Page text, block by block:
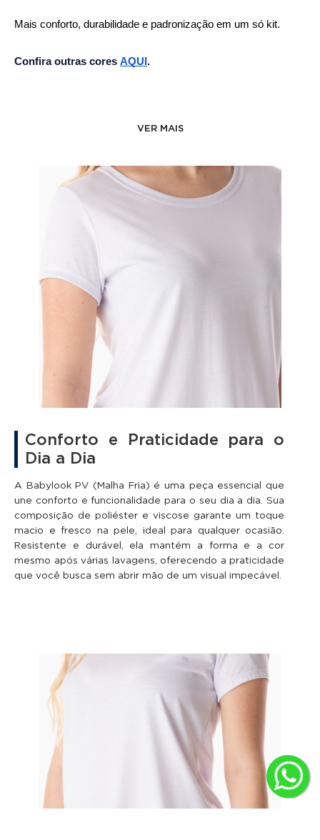
Mais conforto, durabilidade e padronização em um só kit.
Confira outras cores AQUI .
VER MAIS
Conforto e Praticidade para o
Dia a Dia
A Babylook PV (Malha Fria) é uma peça essencial que
une conforto e funcionalidade para o seu dia a dia. Sua
composição de poliéster e viscose garante um toque
macio e fresco na pele, ideal para qualquer ocasião.
Resistente e durável, ela mantém a forma e a cor
mesmo após várias lavagens, oferecendo a praticidade
que você busca sem abrir mão de um visual impecável.